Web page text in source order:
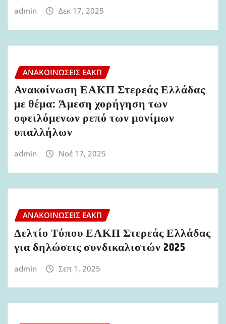
admin Δεκ 17, 2025
ΑΝΑΚΟΙΝΏΣΕΙΣ ΕΑΚΠ
Ανακοίνωση ΕΑΚΠ Στερεάς Ελλάδας
με θέμα: Άμεση χορήγηση των
οφειλόμενων ρεπό των μονίμων
υπαλλήλων
admin Νοέ 17, 2025
ΑΝΑΚΟΙΝΏΣΕΙΣ ΕΑΚΠ
Δελτίο Τύπου ΕΑΚΠ Στερεάς Ελλάδας
για δηλώσεις συνδικαλιστών 2025
admin Σεπ 1, 2025